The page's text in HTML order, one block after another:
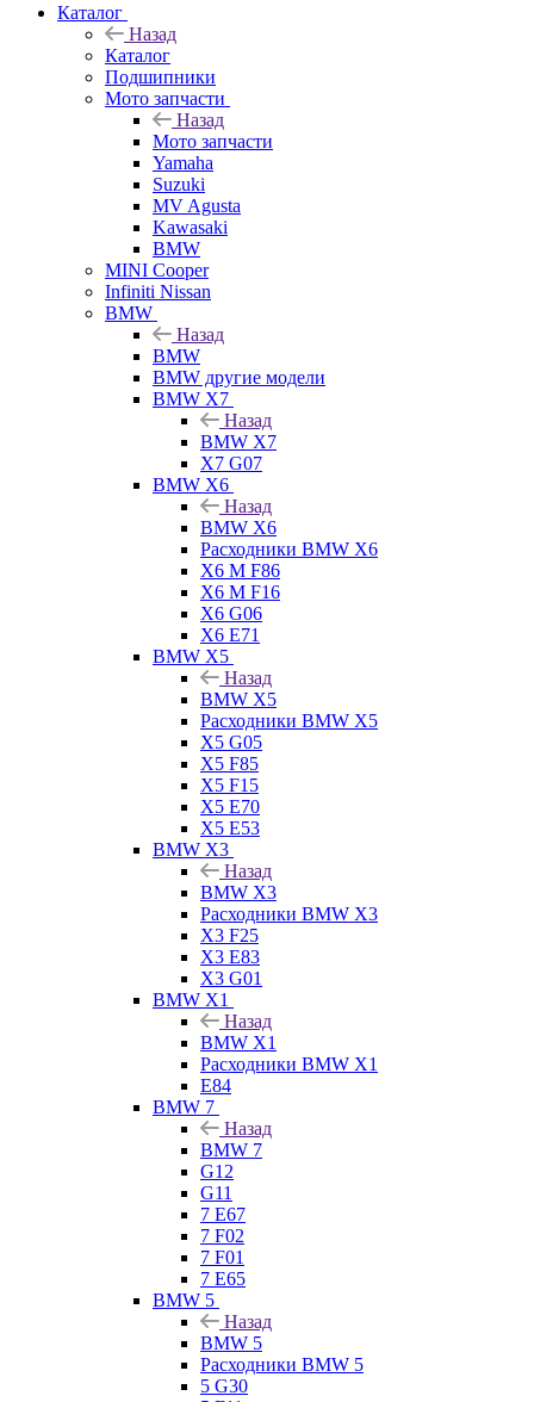
Каталог
Назад
Каталог
Подшипники
Мото запчасти
Назад
Мото запчасти
Yamaha
Suzuki
MV Agusta
Kawasaki
BMW
MINI Cooper
Infiniti Nissan
BMW
Назад
BMW
BMW другие модели
BMW X7
Назад
BMW X7
X7 G07
BMW X6
Назад
BMW X6
Расходники BMW X6
X6 M F86
X6 M F16
X6 G06
X6 E71
BMW X5
Назад
BMW X5
Расходники BMW X5
X5 G05
X5 F85
X5 F15
X5 E70
X5 E53
BMW X3
Назад
BMW X3
Расходники BMW X3
X3 F25
X3 E83
X3 G01
BMW X1
Назад
BMW X1
Расходники BMW X1
E84
BMW 7
Назад
BMW 7
G12
G11
7 Е67
7 F02
7 F01
7 E65
BMW 5
Назад
BMW 5
Расходники BMW 5
5 G30